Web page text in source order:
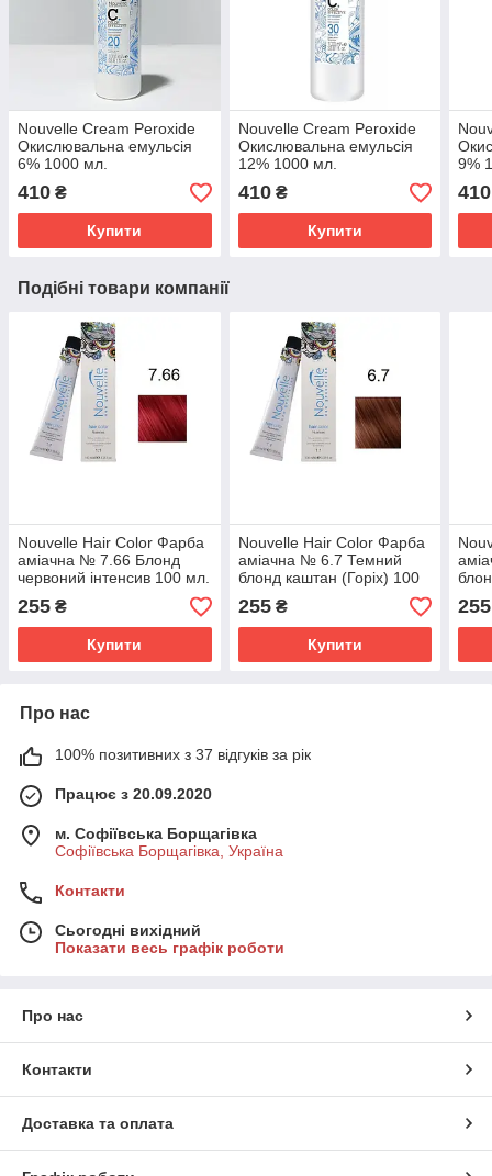
Nouvelle Cream Peroxide
Окислювальна емульсія
6% 1000 мл.
410 ₴
Купити
Nouvelle Cream Peroxide
Окислювальна емульсія
12% 1000 мл.
410₴
Купити
9%
410
Подібні товари компанії
Nouvelle Hair Color Фарба
аміачна № 7.66 Блонд
червоний інтенсив 100 мл.
255 ₴
Купити
Nouvelle Hair Color Фарба
аміачна № 6.7 Темний
блонд каштан (Горіх) 100
255₴
Купити
255
Про нас
100% позитивних з 37 відгуків за рік
Працює з 20.09.2020
м. Софіївська Борщагівка
Софіївська Борщагівка, Україна
Контакти
Сьогодні вихідний
Показати весь графік роботи
Про нас
Контакти
Доставка та оплата